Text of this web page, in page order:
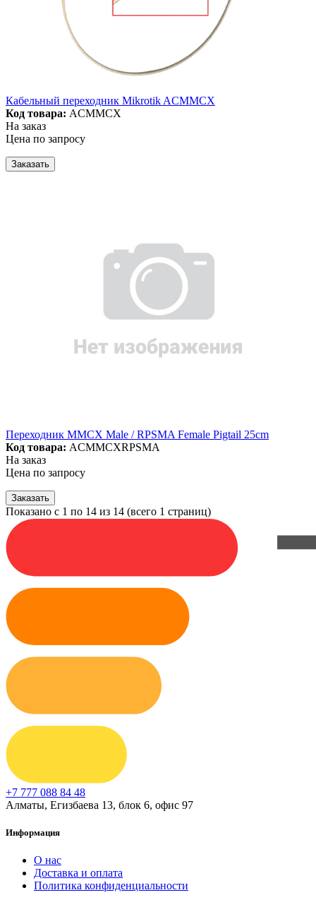
Кабельный переходник Mikrotik ACMMCX
Код товара: ACMMCX
На заказ
Цена по запросу
Заказать
Переходник MMCX Male / RPSMA Female Pigtail 25cm
Код товара: ACMMCXRPSMA
На заказ
Цена по запросу
Заказать
Показано с 1 по 14 из 14 (всего 1 страниц)
+7 777 088 84 48
Алматы, Егизбаева 13, блок 6, офис 97
Информация
О нас
Доставка и оплата
Политика конфиденциальности